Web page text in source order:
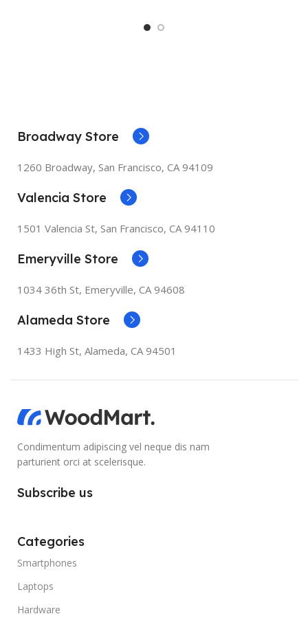
Broadway Store
1260 Broadway, San Francisco, CA 94109
Valencia Store
1501 Valencia St, San Francisco, CA 94110
Emeryville Store
1034 36th St, Emeryville, CA 94608
Alameda Store
1433 High St, Alameda, CA 94501
Condimentum adipiscing vel neque dis nam
parturient orci at scelerisque.
Subscribe us
Categories
Smartphones
Laptops
Hardware